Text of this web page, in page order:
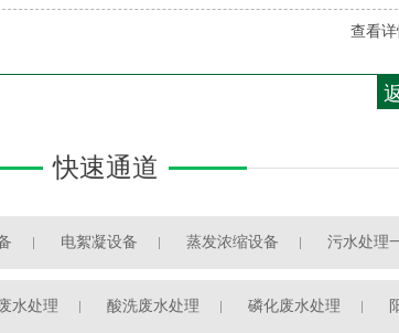
查看
快速通道
电絮凝设备 蒸发浓缩设备 污水处理
水处理 酸洗废水处理 磷化废水处理